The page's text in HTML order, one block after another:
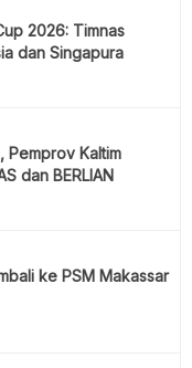
2026: Timnas
dan Singapura
Pemprov Kaltim
dan BERLIAN
ke PSM Makassar